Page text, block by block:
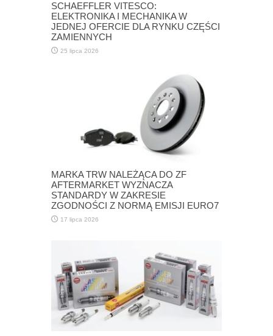
SCHAEFFLER VITESCO:
ELEKTRONIKA I MECHANIKA W
JEDNEJ OFERCIE DLA RYNKU CZĘŚCI
ZAMIENNYCH
25 lipca 2026
MARKA TRW NALEŻĄCA DO ZF
AFTERMARKET WYZNACZA
STANDARDY W ZAKRESIE
ZGODNOŚCI Z NORMĄ EMISJI EURO7
17 lipca 2026